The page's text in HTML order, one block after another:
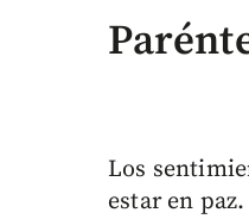
Los
estar en paz.